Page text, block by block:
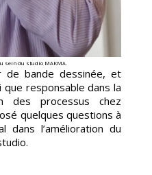
sein du studio MAKMA.
de bande dessinée, et
responsable dans la
des processus chez
quelques questions à
l’amélioration du